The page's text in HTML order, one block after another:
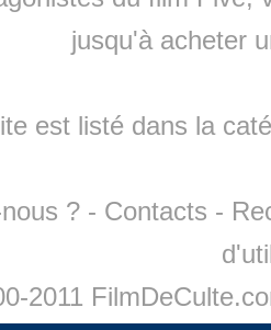
jusqu'à acheter
est listé dans la
? - Contacts -
2011